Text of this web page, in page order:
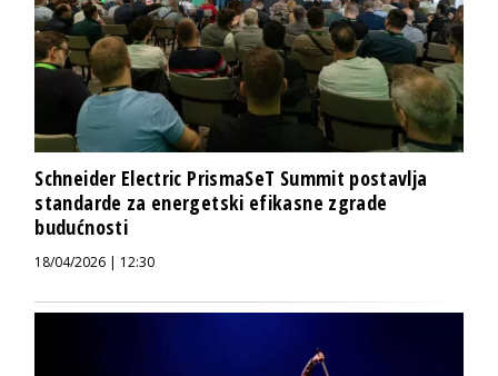
Schneider Electric PrismaSeT Summit postavlja
standarde za energetski efikasne zgrade
budućnosti
18/04/2026 | 12:30